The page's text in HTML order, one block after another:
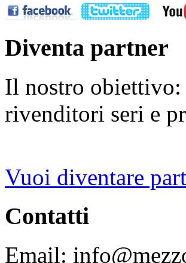
Diventa partner
Il nostro obiettivo:
rivenditori seri e
Vuoi diventare
Contatti
Email: